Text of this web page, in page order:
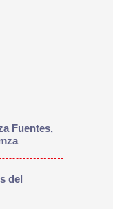
Fuentes,
del